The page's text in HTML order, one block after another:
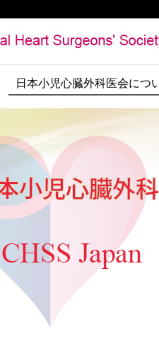
日本小児心臓外科医会につ